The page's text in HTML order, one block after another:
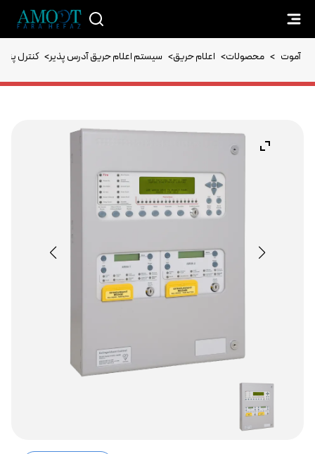
آموت > محصولات> اعلام حریق> سیستم اعلام حریق آدرس پذیر> کنترل